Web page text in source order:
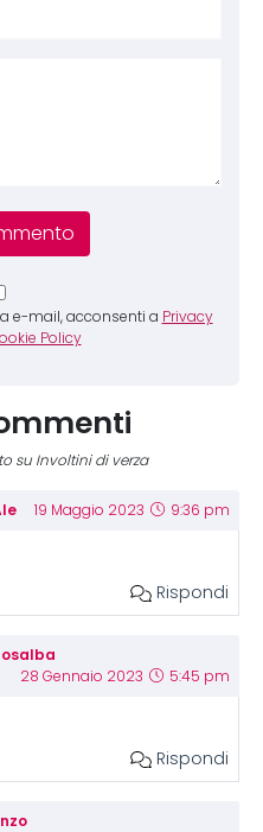
e-mail, acconsenti a Privacy
Policy
su Involtini di verza
19 Maggio 2023 9:36 pm
Rispondi
28 Gennaio 2023 5:45 pm
Rispondi